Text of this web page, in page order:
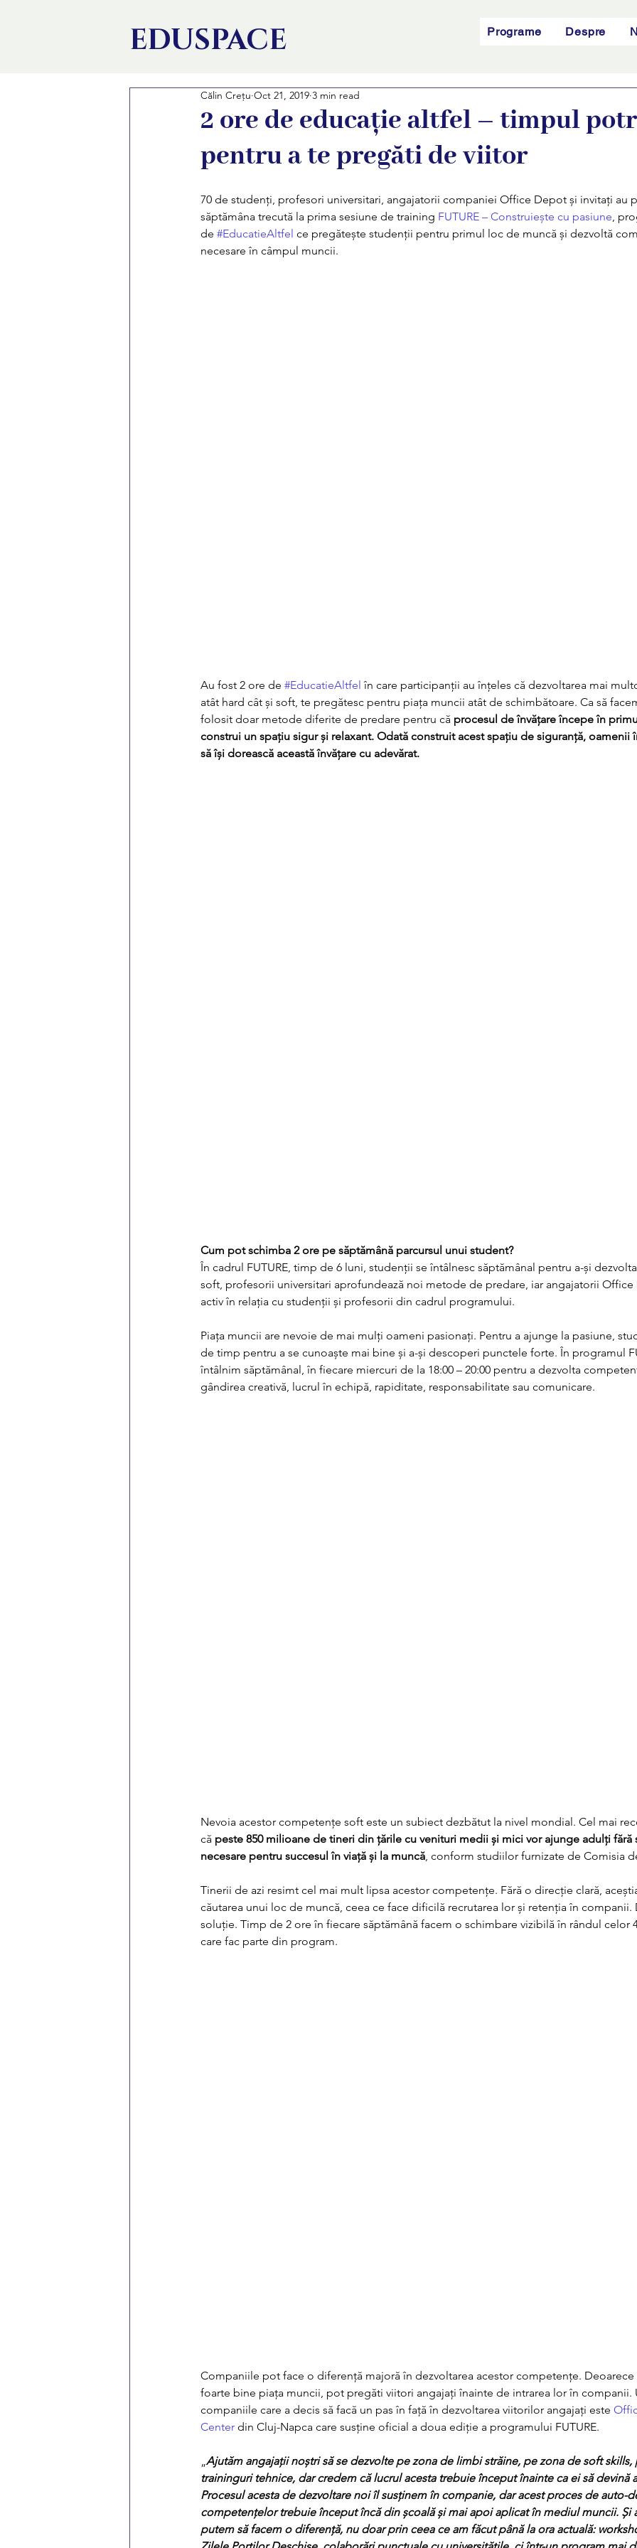
EDUSPACE Programe Despre
2 ore de educație altfel – timpul
pentru a te pregăti de viitor
Călin Crețu Oct 21, 2019 3 min read
70 de studenți, profesori universitari, angajatorii companiei Office Depot și invitați au
săptămâna trecută la prima sesiune de training FUTURE – Construiește cu pasiune,
de #EducatieAltfel ce pregătește studenții pentru primul loc de muncă și dezvoltă
necesare în câmpul muncii.
Au fost 2 ore de #EducatieAltfel în care participanții au înțeles că dezvoltarea mai
atât hard cât și soft, te pregătesc pentru piața muncii atât de schimbătoare. Ca să
folosit doar metode diferite de predare pentru că procesul de învățare începe în
construi un spațiu sigur și relaxant. Odată construit acest spațiu de siguranță, oamenii
să își dorească această învățare cu adevărat.
Cum pot schimba 2 ore pe săptămână parcursul unui student?
În cadrul FUTURE, timp de 6 luni, studenții se întâlnesc săptămânal pentru a-și
soft, profesorii universitari aprofundează noi metode de predare, iar angajatorii
activ în relația cu studenții și profesorii din cadrul programului.
Piața muncii are nevoie de mai mulți oameni pasionați. Pentru a ajunge la pasiune,
de timp pentru a se cunoaște mai bine și a-și descoperi punctele forte. În programul
întâlnim săptămânal, în fiecare miercuri de la 18:00 – 20:00 pentru a dezvolta
gândirea creativă, lucrul în echipă, rapiditate, responsabilitate sau comunicare.
Nevoia acestor competențe soft este un subiect dezbătut la nivel mondial. Cel mai
că peste 850 milioane de tineri din țările cu venituri medii și mici vor ajunge adulți fără
necesare pentru succesul în viață și la muncă, conform studiilor furnizate de Comisia
Tinerii de azi resimt cel mai mult lipsa acestor competențe. Fără o direcție clară,
căutarea unui loc de muncă, ceea ce face dificilă recrutarea lor și retenția în companii.
soluție. Timp de 2 ore în fiecare săptămână facem o schimbare vizibilă în rândul celor
care fac parte din program.
Companiile pot face o diferență majoră în dezvoltarea acestor competențe. Deoarece
foarte bine piața muncii, pot pregăti viitori angajați înainte de intrarea lor în companii.
companiile care a decis să facă un pas în față în dezvoltarea viitorilor angajați este
Center din Cluj-Napca care susține oficial a doua ediție a programului FUTURE.
„Ajutăm angajații noștri să se dezvolte pe zona de limbi străine, pe zona de soft skills,
traininguri tehnice, dar credem că lucrul acesta trebuie început înainte ca ei să devină
Procesul acesta de dezvoltare noi îl susținem în companie, dar acest proces de auto-
competențelor trebuie început încă din școală și mai apoi aplicat în mediul muncii. Și
putem să facem o diferență, nu doar prin ceea ce am făcut până la ora actuală: